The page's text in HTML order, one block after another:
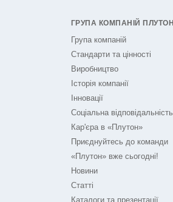
ГРУПА КОМПАНІЙ ПЛУТОН
Група компаній
Стандарти та цінності
Виробництво
Історія компанії
Інновації
Соціальна відповідальність
Кар'єра в «Плутон»
Приєднуйтесь до команди
«Плутон» вже сьогодні!
Новини
Статті
Каталоги та презентації